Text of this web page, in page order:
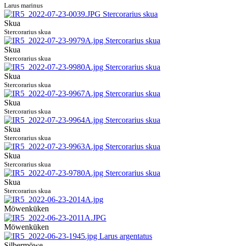
Larus marinus
Skua
Stercorarius skua
Skua
Stercorarius skua
Skua
Stercorarius skua
Skua
Stercorarius skua
Skua
Stercorarius skua
Skua
Stercorarius skua
Skua
Stercorarius skua
Möwenküken
Möwenküken